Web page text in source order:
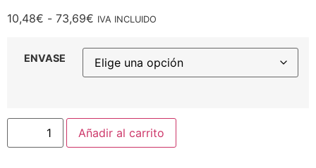
10,48€ - 73,69€ IVA INCLUIDO
ENVASE
Añadir al carrito